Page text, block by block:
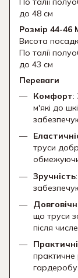
до 48 см
Розмір 44-46
Висота
По талії
до 43 см
Переваги
Комфорт:
м'які до
труси
Зручність
що труси
після
гардеробу.